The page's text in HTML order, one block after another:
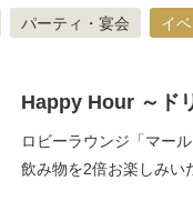
パーティ・宴会 イ
Happy Hour ～ド
ロビーラウンジ「マー
飲み物を2倍お楽しみい